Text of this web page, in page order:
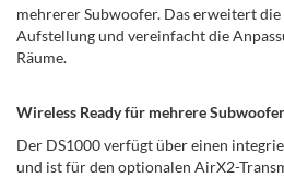
mehrerer Subwoofer. Das erweitert
Aufstellung und vereinfacht die
Räume.
Wireless Ready für mehrere Subwoofer
Der DS1000 verfügt über einen
und ist für den optionalen AirX2-